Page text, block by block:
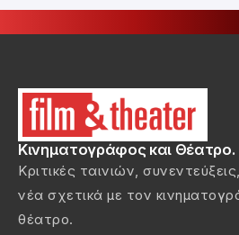
Κινηματογράφος και Θέατρο.
Κριτικές ταινιών,
νέα σχετικά με τον
θέατρο.